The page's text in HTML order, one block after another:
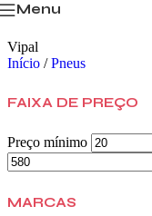
Menu
Vipal
Início / Pneus
FAIXA DE PREÇO
Preço mínimo
MARCAS